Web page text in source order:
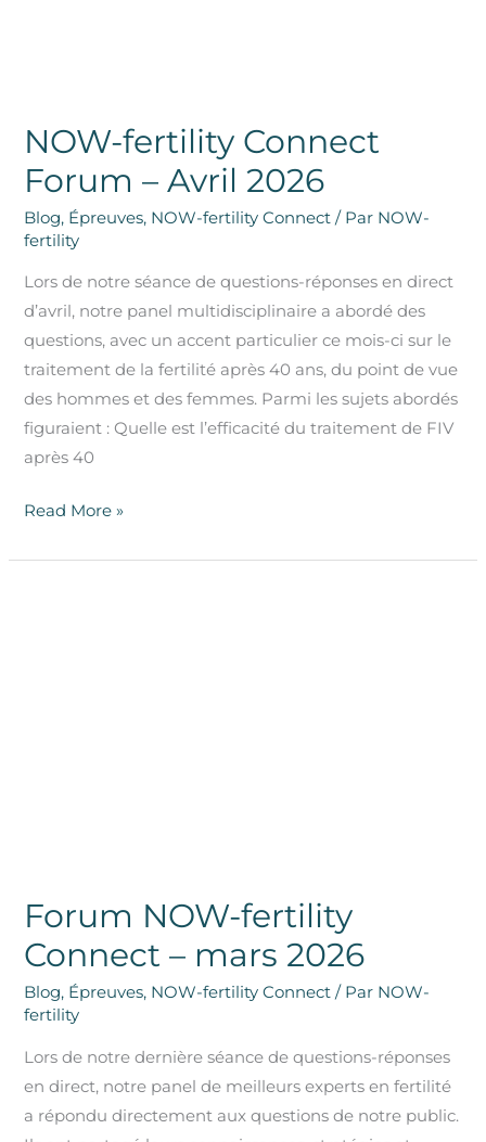
NOW-fertility Connect
Forum – Avril 2026
Blog, Épreuves, NOW-fertility Connect / Par NOW-
fertility
Lors de notre séance de questions-réponses en direct
d’avril, notre panel multidisciplinaire a abordé des
questions, avec un accent particulier ce mois-ci sur le
traitement de la fertilité après 40 ans, du point de vue
des hommes et des femmes. Parmi les sujets abordés
figuraient : Quelle est l’efficacité du traitement de FIV
après 40
Read More »
Forum NOW-fertility
Connect – mars 2026
Blog, Épreuves, NOW-fertility Connect / Par NOW-
fertility
Lors de notre dernière séance de questions-réponses
en direct, notre panel de meilleurs experts en fertilité
a répondu directement aux questions de notre public.